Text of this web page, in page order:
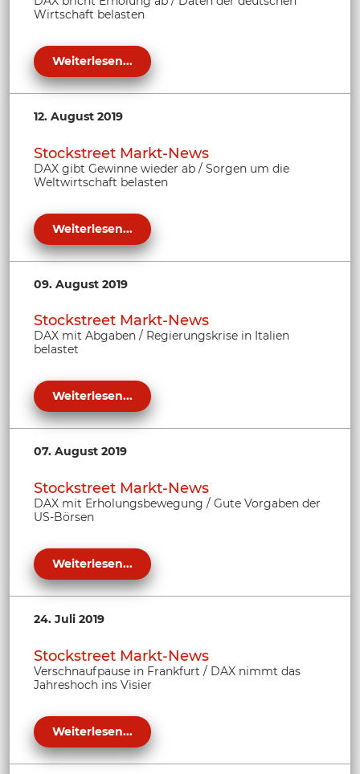
Wirtschaft belasten
Weiterlesen...
12. August 2019
Stockstreet Markt-News
DAX gibt Gewinne wieder ab / Sorgen um die
Weltwirtschaft belasten
Weiterlesen...
09. August 2019
Stockstreet Markt-News
DAX mit Abgaben / Regierungskrise in Italien
belastet
Weiterlesen...
07. August 2019
Stockstreet Markt-News
DAX mit Erholungsbewegung / Gute Vorgaben der
US-Börsen
Weiterlesen...
24. Juli 2019
Stockstreet Markt-News
Verschnaufpause in Frankfurt / DAX nimmt das
Jahreshoch ins Visier
Weiterlesen...